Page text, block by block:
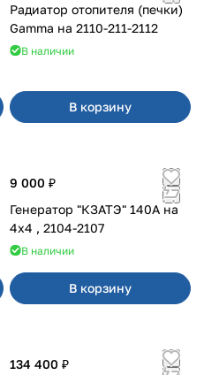
Радиатор отопителя (печки)
Gamma на 2110-211-2112
В наличии
В корзину
9 000 ₽
Генератор "КЗАТЭ" 140А на
4x4 , 2104-2107
В наличии
В корзину
134 400 ₽